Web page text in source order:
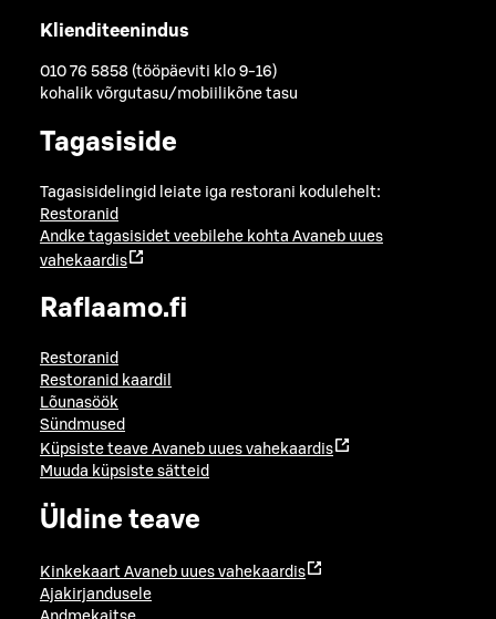
Klienditeenindus
010 76 5858 (tööpäeviti klo 9-16)
kohalik võrgutasu/mobiilikõne tasu
Tagasiside
Tagasisidelingid leiate iga restorani kodulehelt:
Restoranid
Andke tagasisidet veebilehe kohta Avaneb uues
vahekaardis
Raflaamo.fi
Restoranid
Restoranid kaardil
Lõunasöök
Sündmused
Küpsiste teave Avaneb uues vahekaardis
Muuda küpsiste sätteid
Üldine teave
Kinkekaart Avaneb uues vahekaardis
Ajakirjandusele